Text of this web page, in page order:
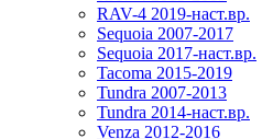
RAV-4 2019-наст.вр.
Sequoia 2007-2017
Sequoia 2017-наст.вр.
Tacoma 2015-2019
Tundra 2007-2013
Tundra 2014-наст.вр.
Venza 2012-2016